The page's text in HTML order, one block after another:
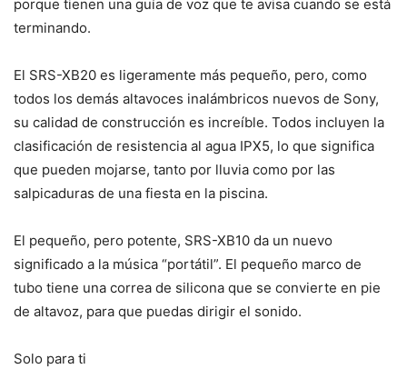
porque tienen una guía de voz que te avisa cuando se está
terminando.
El SRS-XB20 es ligeramente más pequeño, pero, como
todos los demás altavoces inalámbricos nuevos de Sony,
su calidad de construcción es increíble. Todos incluyen la
clasificación de resistencia al agua IPX5, lo que significa
que pueden mojarse, tanto por lluvia como por las
salpicaduras de una fiesta en la piscina.
El pequeño, pero potente, SRS-XB10 da un nuevo
significado a la música “portátil”. El pequeño marco de
tubo tiene una correa de silicona que se convierte en pie
de altavoz, para que puedas dirigir el sonido.
Solo para ti